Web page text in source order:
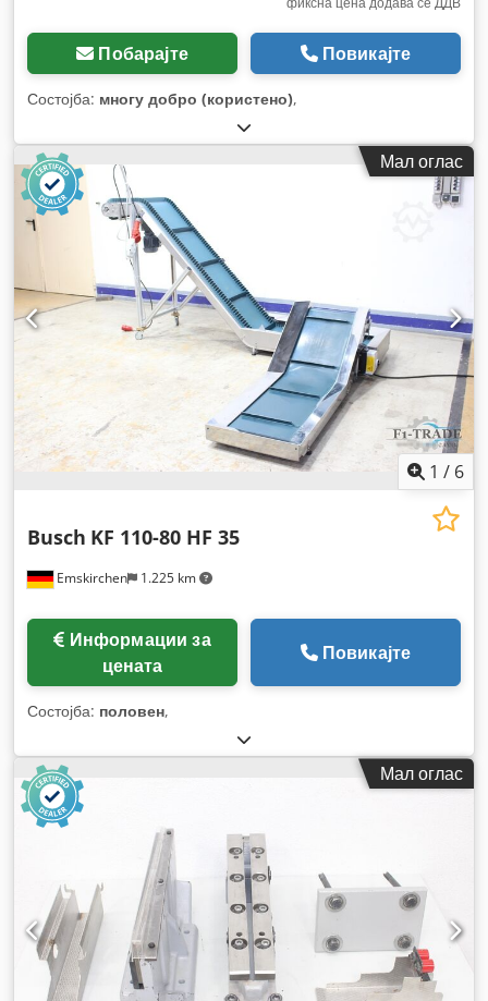
Побарајте Повикајте
Состојба: многу добро (користено),
Мал оглас
1 / 6
Emskirchen 1.225 km
Busch KF 110-80 HF 35
цената
Повикајте
Состојба: половен,
Мал оглас